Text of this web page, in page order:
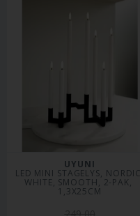
UYUNI
LED MINI STAGELYS, NORDIC
WHITE, SMOOTH, 2-PAK,
1,3X25CM